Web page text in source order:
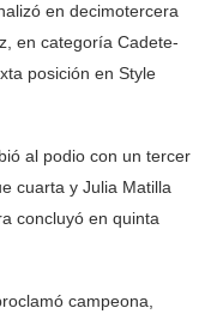
en decimotercera
en categoría Cadete-
posición en Style
al podio con un tercer
cuarta y Julia Matilla
concluyó en quinta
campeona,